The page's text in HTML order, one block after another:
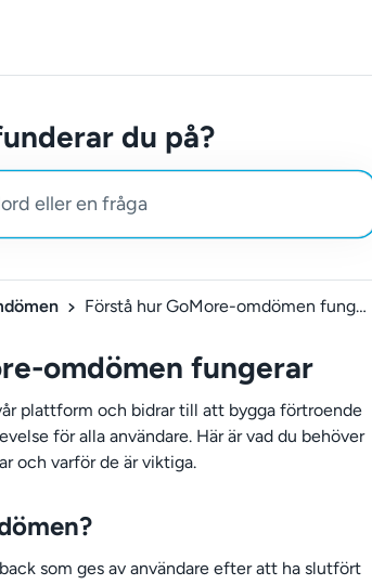
du på?
Förstå hur GoMore-omdömen fungerar
omdömen fungerar
plattform och bidrar till att bygga förtroende
för alla användare. Här är vad du behöver
och varför de är viktiga.
som ges av användare efter att ha slutfört